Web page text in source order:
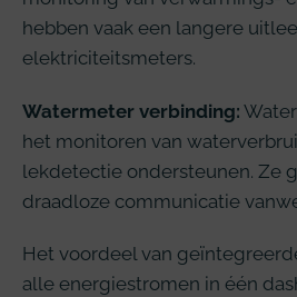
hebben vaak een langere
elektriciteitsmeters.
Watermeter verbinding:
het monitoren van
lekdetectie ondersteunen. Ze
draadloze communicatie
Het voordeel van
alle energiestromen in één